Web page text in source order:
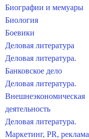
Биографии и мемуары
Биология
Боевики
Деловая литература
Деловая литература.
Банковское дело
Деловая литература.
Внешнеэкономическая
деятельность
Деловая литература.
Маркетинг, PR, реклама